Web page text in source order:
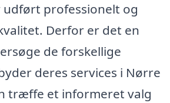
professionelt og
Derfor er det en
de forskellige
deres services i Nørre
træffe et informeret valg